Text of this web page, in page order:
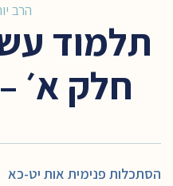
הרב
תלמוד
חלק א׳ –
הסתכלות פנימית אות יט-כא